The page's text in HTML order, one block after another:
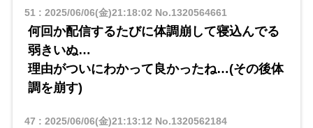
51: 2025/06/06(金)21:18:02 No.1320564661
何回か配信するたびに体調崩して寝込んでる
弱きいぬ…
理由がついにわかって良かったね…(その後体
調を崩す)
47 : 2025/06/06(金)21:13:12 No.1320562184